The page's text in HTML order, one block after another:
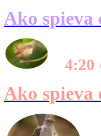
Ako spieva
4:20
Ako spieva